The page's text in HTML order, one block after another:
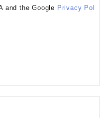
and the Google Privacy Pol